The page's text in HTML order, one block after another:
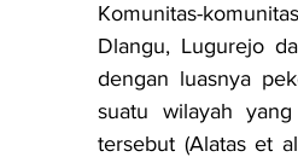
Komunitas-
Dlangu, Lugurejo
dengan luasnya
suatu wilayah
tersebut (Alatas et